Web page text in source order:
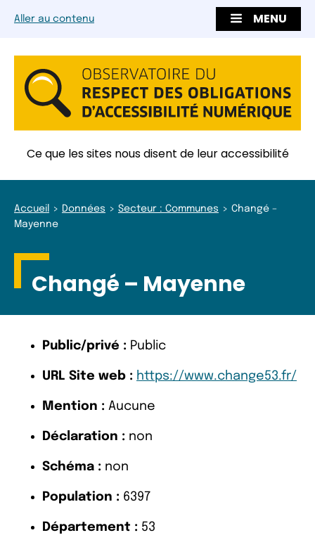
Aller au contenu MENU
Ce que les sites nous disent de leur accessibilité
Accueil Données Secteur : Communes
Changé –
Mayenne
Changé – Mayenne
Public/privé : Public
URL Site web : https://www.change53.fr/
Mention : Aucune
Déclaration : non
Schéma : non
Population : 6397
Département : 53